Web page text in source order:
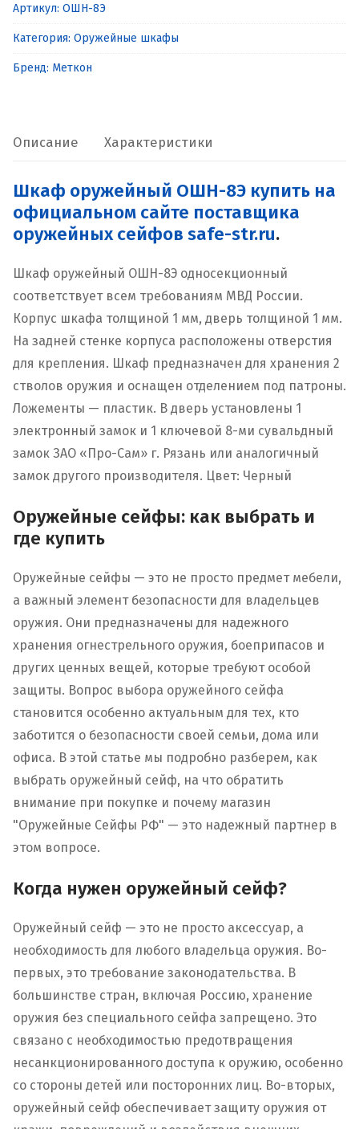
оружейный
ОШН-8Э
Артикул: ОШН-8Э
Категория: Оружейные шкафы
Бренд: Меткон
Описание Характеристики
Шкаф оружейный ОШН-8Э купить на
официальном сайте поставщика
оружейных сейфов safe-str.ru.
Шкаф оружейный ОШН-8Э односекционный
соответствует всем требованиям МВД России.
Корпус шкафа толщиной 1 мм, дверь толщиной 1 мм.
На задней стенке корпуса расположены отверстия
для крепления. Шкаф предназначен для хранения 2
стволов оружия и оснащен отделением под патроны.
Ложементы — пластик. В дверь установлены 1
электронный замок и 1 ключевой 8-ми сувальдный
замок ЗАО «Про-Сам» г. Рязань или аналогичный
замок другого производителя. Цвет: Черный
Оружейные сейфы: как выбрать и
где купить
Оружейные сейфы — это не просто предмет мебели,
а важный элемент безопасности для владельцев
оружия. Они предназначены для надежного
хранения огнестрельного оружия, боеприпасов и
других ценных вещей, которые требуют особой
защиты. Вопрос выбора оружейного сейфа
становится особенно актуальным для тех, кто
заботится о безопасности своей семьи, дома или
офиса. В этой статье мы подробно разберем, как
выбрать оружейный сейф, на что обратить
внимание при покупке и почему магазин
"Оружейные Сейфы РФ" — это надежный партнер в
этом вопросе.
Когда нужен оружейный сейф?
Оружейный сейф — это не просто аксессуар, а
необходимость для любого владельца оружия. Во-
первых, это требование законодательства. В
большинстве стран, включая Россию, хранение
оружия без специального сейфа запрещено. Это
связано с необходимостью предотвращения
несанкционированного доступа к оружию, особенно
со стороны детей или посторонних лиц. Во-вторых,
оружейный сейф обеспечивает защиту оружия от